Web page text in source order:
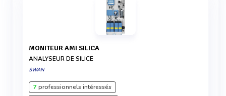
MONITEUR AMI SILICA
ANALYSEUR DE SILICE
SWAN
7professionnels intéressés